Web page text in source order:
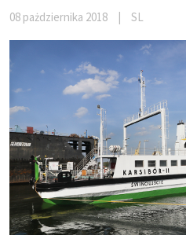
08 pażdziernika 2018 SL